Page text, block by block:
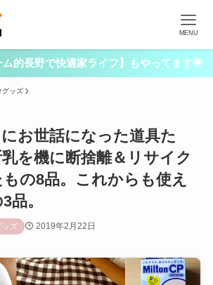
MENU
的長野で快適家ライフ】もやってます🌟
グッズ
お世話になった道具た
を機に断捨離＆リサイク
の8品。これからも使え
品。
ッズ 2019年2月22日